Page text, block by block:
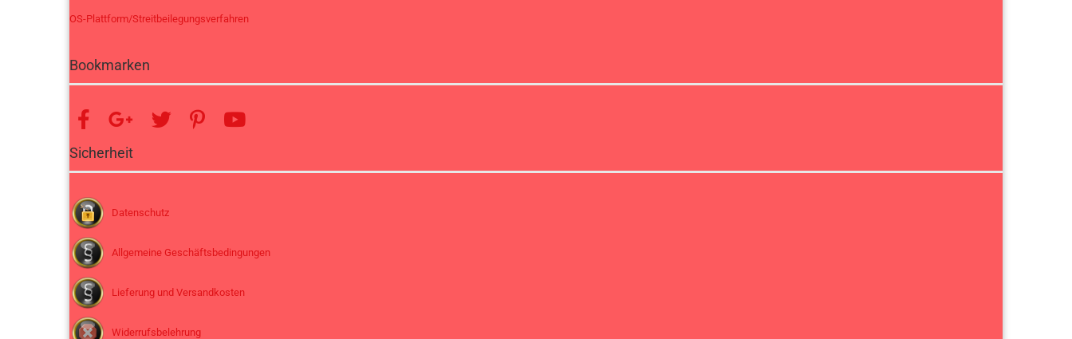
OS-Plattform/Streitbeilegungsverfahren
Bookmarken
Sicherheit
Datenschutz
Allgemeine Geschäftsbedingungen
Lieferung und Versandkosten
Widerrufsbelehrung